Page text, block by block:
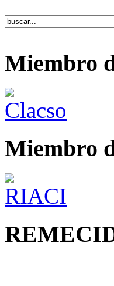
Miembro
Miembro